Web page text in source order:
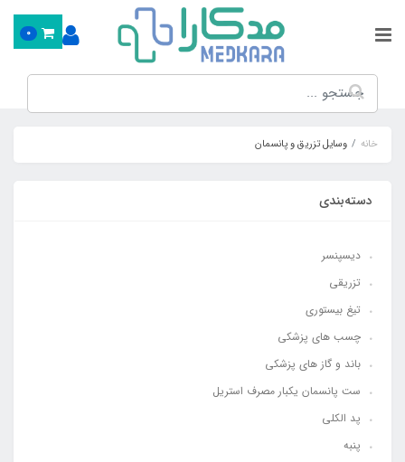
0
خانه وسایل تزریق و پانسمان
دسته‌بندی
دیسپنسر
تزریقی
تیغ بیستوری
چسب های پزشکی
باند و گاز های پزشکی
ست پانسمان یکبار مصرف استریل
پد الکلی
پنبه